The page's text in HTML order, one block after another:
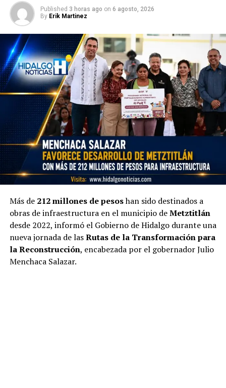
Published 3 horas ago on 6 agosto, 2026
By Erik Martinez
Más de 212 millones de pesoshan sido destinados a
obras de infraestructura en el municipio deMetztitlán
desde 2022, informó el Gobierno de Hidalgo durante una
nueva jornada de lasRutas de la Transformación para
la Reconstrucción, encabezada por el gobernador Julio
Menchaca Salazar.